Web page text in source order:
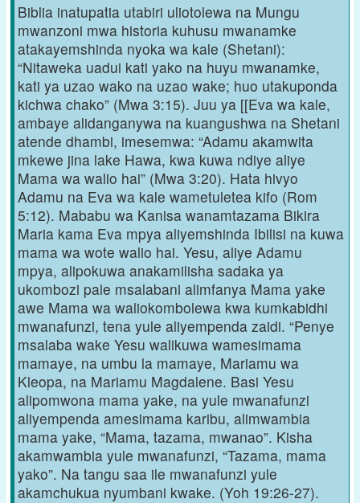
Biblia inatupatia utabiri uliotolewa na Mungu
mwanzoni mwa historia kuhusu mwanamke
atakayemshinda nyoka wa kale (Shetani):
“Nitaweka uadui kati yako na huyu mwanamke,
kati ya uzao wako na uzao wake; huo utakuponda
kichwa chako” (Mwa 3:15). Juu ya [[Eva wa kale,
ambaye alidanganywa na kuangushwa na Shetani
atende dhambi, imesemwa: “Adamu akamwita
mkewe jina lake Hawa, kwa kuwa ndiye aliye
Mama wa walio hai” (Mwa 3:20). Hata hivyo
Adamu na Eva wa kale wametuletea kifo (Rom
5:12). Mababu wa Kanisa wanamtazama Bikira
Maria kama Eva mpya aliyemshinda Ibilisi na kuwa
mama wa wote walio hai. Yesu, aliye Adamu
mpya, alipokuwa anakamilisha sadaka ya
ukombozi pale msalabani alimfanya Mama yake
awe Mama wa waliokombolewa kwa kumkabidhi
mwanafunzi, tena yule aliyempenda zaidi. “Penye
msalaba wake Yesu walikuwa wamesimama
mamaye, na umbu la mamaye, Mariamu wa
Kleopa, na Mariamu Magdalene. Basi Yesu
alipomwona mama yake, na yule mwanafunzi
aliyempenda amesimama karibu, alimwambia
mama yake, “Mama, tazama, mwanao”. Kisha
akamwambia yule mwanafunzi, “Tazama, mama
yako”. Na tangu saa ile mwanafunzi yule
akamchukua nyumbani kwake. (Yoh 19:26-27).